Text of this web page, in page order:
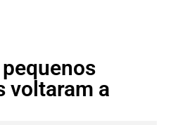
voltaram a